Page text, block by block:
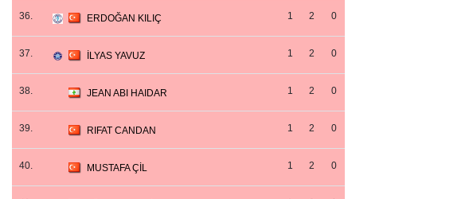
36. ERDOĞAN KILIÇ 1 2 0
37. İLYAS YAVUZ 1 2 0
38. JEAN ABI HAIDAR 1 2 0
39. RIFAT CANDAN 1 2 0
40. MUSTAFA ÇİL 1 2 0